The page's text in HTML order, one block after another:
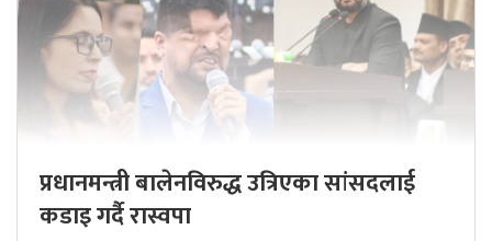
प्रधानमन्त्री बालेनविरुद्ध उत्रिएका सांसदलाई
कडाइ गर्दै रास्वपा